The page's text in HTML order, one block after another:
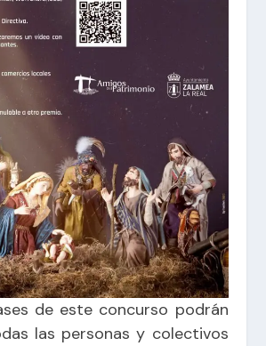
de este concurso podrán
las personas y colectivos